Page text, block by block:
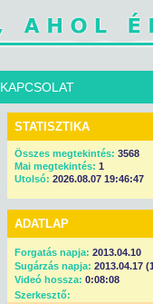
KAPCSOLAT
STATISZTIKA
Összes megtekintés: 3568
Mai megtekintés: 1
Utolsó: 2026.08.07 19:46:47
ADATLAP
Forgatás napja: 2013.04.10
Sugárzás napja: 2013.04.17
Videó hossza: 0:08:08
Szerkesztő: